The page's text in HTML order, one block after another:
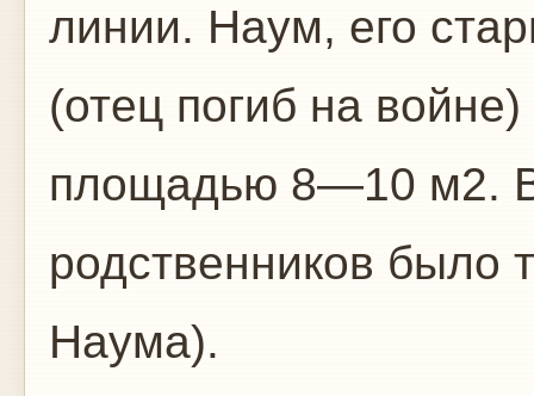
линии. Наум, его
(отец погиб на
площадью 8—10 м2.
родственников было
Наума).